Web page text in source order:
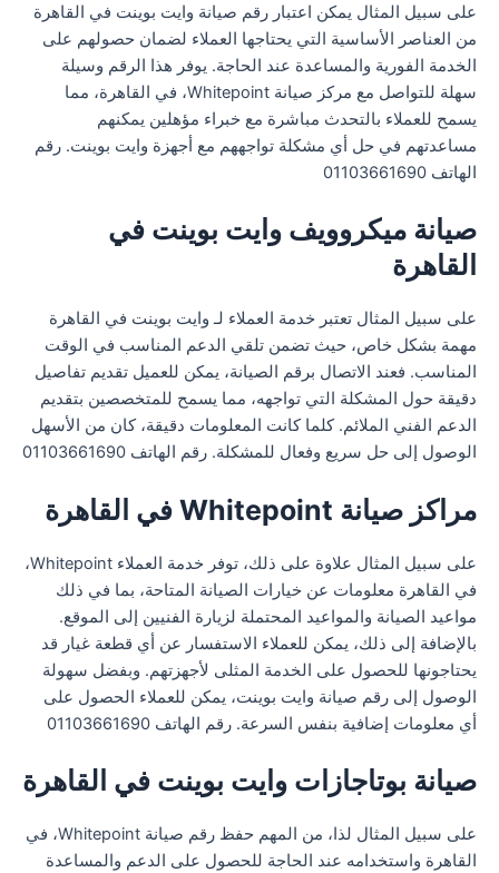
على سبيل المثال يمكن اعتبار رقم صيانة وايت بوينت في القاهرة
من العناصر الأساسية التي يحتاجها العملاء لضمان حصولهم على
الخدمة الفورية والمساعدة عند الحاجة. يوفر هذا الرقم وسيلة
سهلة للتواصل مع مركز صيانة Whitepoint، في القاهرة، مما
يسمح للعملاء بالتحدث مباشرة مع خبراء مؤهلين يمكنهم
مساعدتهم في حل أي مشكلة تواجههم مع أجهزة وايت بوينت. رقم
الهاتف 01103661690
صيانة ميكروويف وايت بوينت في
القاهرة
على سبيل المثال تعتبر خدمة العملاء لـ وايت بوينت في القاهرة
مهمة بشكل خاص، حيث تضمن تلقي الدعم المناسب في الوقت
المناسب. فعند الاتصال برقم الصيانة، يمكن للعميل تقديم تفاصيل
دقيقة حول المشكلة التي تواجهه، مما يسمح للمتخصصين بتقديم
الدعم الفني الملائم. كلما كانت المعلومات دقيقة، كان من الأسهل
الوصول إلى حل سريع وفعال للمشكلة. رقم الهاتف 01103661690
مراكز صيانة Whitepoint في القاهرة
على سبيل المثال علاوة على ذلك، توفر خدمة العملاء Whitepoint،
في القاهرة معلومات عن خيارات الصيانة المتاحة، بما في ذلك
مواعيد الصيانة والمواعيد المحتملة لزيارة الفنيين إلى الموقع.
بالإضافة إلى ذلك، يمكن للعملاء الاستفسار عن أي قطعة غيار قد
يحتاجونها للحصول على الخدمة المثلى لأجهزتهم. وبفضل سهولة
الوصول إلى رقم صيانة وايت بوينت، يمكن للعملاء الحصول على
أي معلومات إضافية بنفس السرعة. رقم الهاتف 01103661690
صيانة بوتاجازات وايت بوينت في القاهرة
على سبيل المثال لذا، من المهم حفظ رقم صيانة Whitepoint، في
القاهرة واستخدامه عند الحاجة للحصول على الدعم والمساعدة